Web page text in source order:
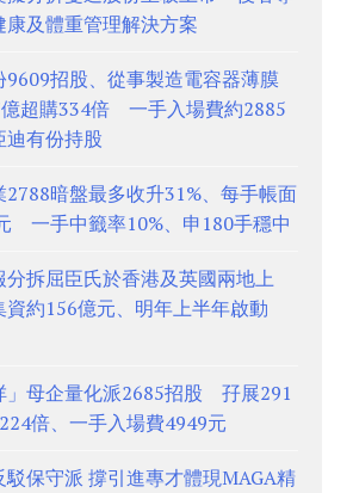
康及體重管理解決方案
9609招股、從事製造電容器薄膜
超購334倍 一手入場費約2885
迪有份持股
2788暗盤最多收升31%、每手帳面
一手中籤率10%、申180手穩中
分拆屈臣氏於香港及英國兩地上
約156億元、明年上半年啟動
」母企量化派2685招股 孖展291
倍、一手入場費4949元
駁保守派 撐引進專才體現MAGA精